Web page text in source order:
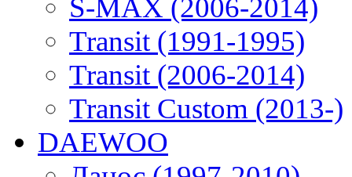
S-MAX (2006-2014)
Transit (1991-1995)
Transit (2006-2014)
Transit Custom (2013-)
DAEWOO